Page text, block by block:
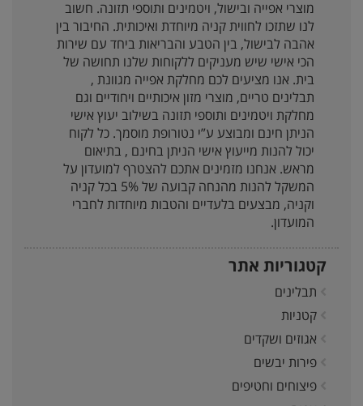
מוצרי אפייה ובישול, ויטמינים ותוספי תזונה. חשוב
לנו שתזכו לחווית קניה מיוחדת ואיכותית. החיבור בין
אהבה לבישול, בין הטבע והבריאות ביחד עם שירות
הכי אישי שיש מעניקים ללקוחות שלנו תחושה של
בית. אנו מציעים לכם מחלקת אפייה מגוונת ,
תבלינים טריים, מוצרי מזון איכותיים ויחודיים וגם
מחלקת ויטמינים ותוספי תזונה בשילוב יעוץ אישי
הניתן חינם ומבוצע ע”י נטורופת מוסמך. כל לקוח
יכול להנות מייעוץ אישי הניתן בחינם , בתיאום
מראש. אנחנו מזמינים אתכם להצטרף למועדון על
המשקל להנות מהנחה קבועה של 5% בכל קניה
וקניה, מבצעים בלעדיים והטבות מיוחדות לחברי
המועדון.
קטגוריות אתר
תבלינים
קטניות
אגוזים ושקדים
פירות יבשים
פיצוחים וחטיפים